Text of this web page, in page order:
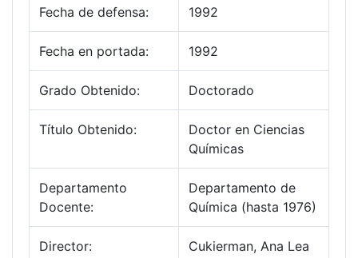
Fecha de defensa: 1992
Fecha en portada: 1992
Grado Obtenido: Doctorado
Título Obtenido:
Doctor en Ciencias
Químicas
Departamento
Docente:
Departamento de
Química (hasta 1976)
Director: Cukierman, Ana Lea